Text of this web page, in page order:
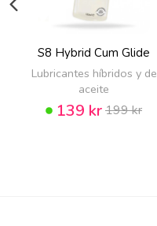
S8 Hybrid Cum Glide
Lubricantes híbridos y de
aceite
139 kr199 kr